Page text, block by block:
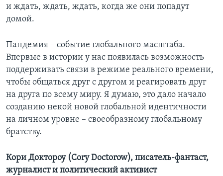
и ждать, ждать, ждать, когда же они попадут
домой.
Пандемия – событие глобального масштаба.
Впервые в истории у нас появилась возможность
поддерживать связи в режиме реального времени,
чтобы общаться друг с другом и реагировать друг
на друга по всему миру. Я думаю, это дало начало
созданию некой новой глобальной идентичности
на личном уровне – своеобразному глобальному
братству.
Кори Доктороу (Cory Doctorow), писатель-фантаст,
журналист и политический активист